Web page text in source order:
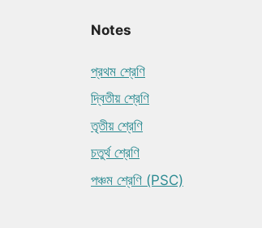
Notes
প্রথম শ্রেণি
দ্বিতীয় শ্রেণি
তৃতীয় শ্রেণি
চতুর্থ শ্রেণি
পঞ্চম শ্রেণি (PSC)